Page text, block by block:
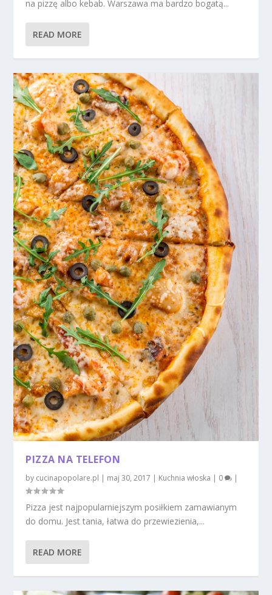
na pizzę albo kebab. Warszawa ma bardzo bogatą...
READ MORE
PIZZA NA TELEFON
by cucinapopolare.pl | maj 30, 2017 | Kuchnia włoska | 0 |
Pizza jest najpopularniejszym posiłkiem zamawianym
do domu. Jest tania, łatwa do przewiezienia,...
READ MORE